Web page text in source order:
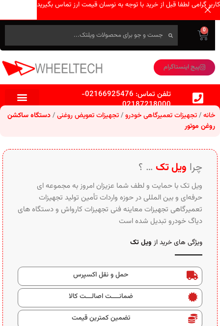
0
پیج اینستاگرام
تلفن تماس: 02166925476
-
02187218000
خانه تجهیزات تعمیرگاهی خودرو تجهیزات تعویض روغنی دستگاه ساکشن
روغن موتور
چرا ویل تک … ؟
ویل تک با حمایت و لطف شما عزیزان امروز به مجموعه ای
حرفه‌ای و بین‌ المللی در حوزه واردات تأمین تولید تجهیزات
تعمیرگاهی تجهیزات معاینه فنی تجهیزات کارواش و دستگاه های
دیاگ خودرو تبدیل شده است
ویژگی های خرید از ویل تک
حمل و نقل اکسپرس
ضمانــــت اصالـــت کالا
تضمین کمترین قیمت
کاربر گرامی لطفا قبل از خرید با توجه به نوسان قیمت ارز تماس بگیرید